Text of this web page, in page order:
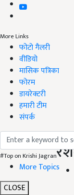
More Links
फोटो गैलरी
वीडियो
मासिक पत्रिका
फोरम
डायरेक्टरी
हमारी टीम
संपर्क
#Top on Krishi Jagran
More Topics
CLOSE